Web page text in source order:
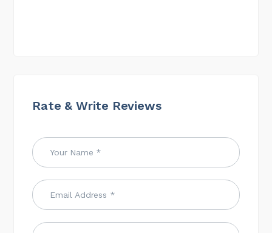
Rate & Write Reviews